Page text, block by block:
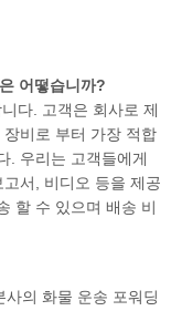
어떻습니까?
다. 고객은 회사로 제
비로 부터 가장 적합
. 우리는 고객들에게
서, 비디오 등을 제공
할 수 있으며 배송 비
의 화물 운송 포워딩